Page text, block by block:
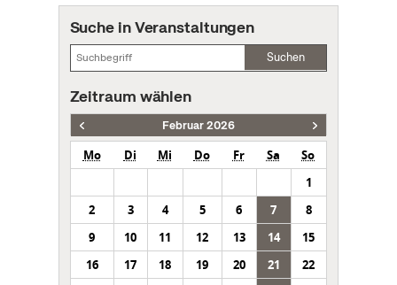
Suche in Veranstaltungen
Suchen
Zeitraum wählen
Februar 2026
Mo Di Mi Do Fr Sa
So
1
2
3 4 5 6 7
8
9
10 11 12 13 14
15
16
17 18 19 20 21
22